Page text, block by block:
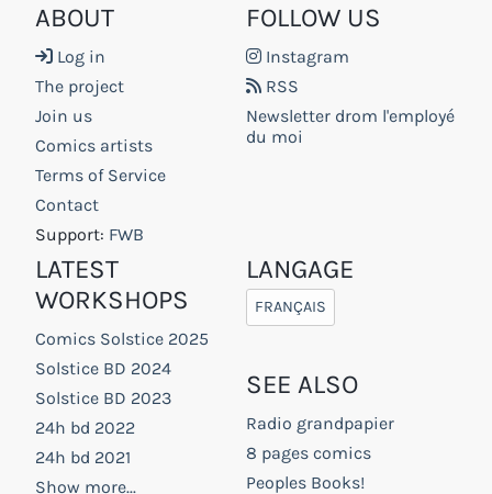
ABOUT
Log in
The project
Join us
Comics artists
Terms of Service
Contact
Support: FWB
FOLLOW US
Instagram
RSS
Newsletter drom l'employé
du moi
LATEST
WORKSHOPS
Comics Solstice 2025
Solstice BD 2024
Solstice BD 2023
24h bd 2022
24h bd 2021
Show more...
LANGAGE
FRANÇAIS
SEE ALSO
Radio grandpapier
8 pages comics
Peoples Books!